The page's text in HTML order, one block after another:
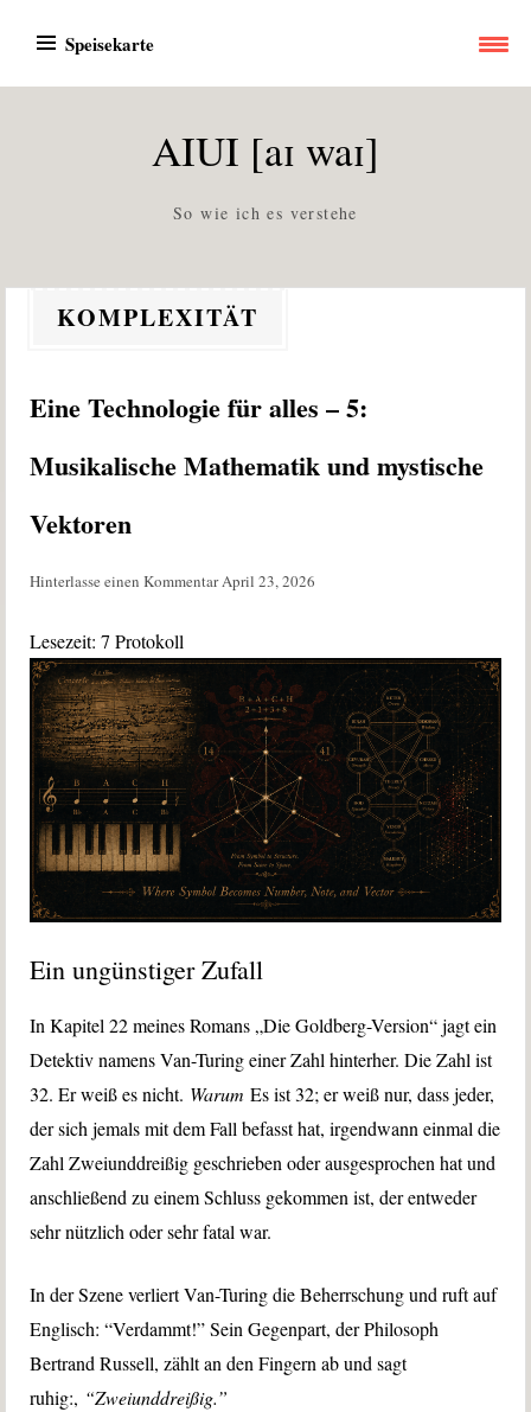
Inhalt
springen
Speisekarte
AIUI [aɪ waɪ]
So wie ich es verstehe
KOMPLEXITÄT
Eine Technologie für alles – 5:
Musikalische Mathematik und mystische
Vektoren
Hinterlasse einen KommentarApril 23, 2026
Lesezeit:7 Protokoll
Ein ungünstiger Zufall
In Kapitel 22 meines Romans „Die Goldberg-Version“ jagt ein
Detektiv namens Van-Turing einer Zahl hinterher. Die Zahl ist
32. Er weiß es nicht. Warum Es ist 32; er weiß nur, dass jeder,
der sich jemals mit dem Fall befasst hat, irgendwann einmal die
Zahl Zweiunddreißig geschrieben oder ausgesprochen hat und
anschließend zu einem Schluss gekommen ist, der entweder
sehr nützlich oder sehr fatal war.
In der Szene verliert Van-Turing die Beherrschung und ruft auf
Englisch: “Verdammt!” Sein Gegenpart, der Philosoph
Bertrand Russell, zählt an den Fingern ab und sagt
ruhig:, “Zweiunddreißig.”